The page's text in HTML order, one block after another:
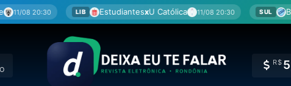
Estudiantes x U Católica 11/08 20:30 SUL Bolívarx São Paulo
R$